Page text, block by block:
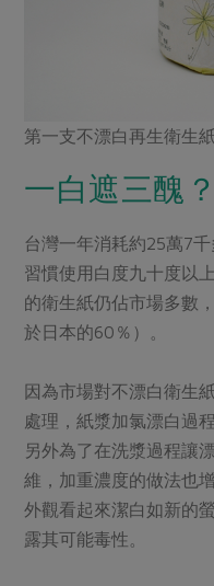
第一支不漂白再生衛生紙
一白遮三醜？
台灣一年消耗約25萬7
習慣使用白度九十度以
的衛生紙仍佔市場多數
於日本的60％）。
因為市場對不漂白衛生
處理，紙漿加氯漂白過
另外為了在洗漿過程讓
維，加重濃度的做法也
外觀看起來潔白如新的
露其可能毒性。